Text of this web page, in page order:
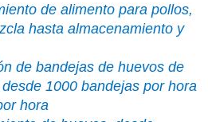
de alimento para pollos,
hasta almacenamiento y
de bandejas de huevos de
1000 bandejas por hora
hora